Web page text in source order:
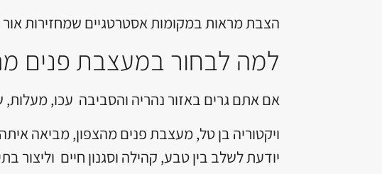
הצבת מראות במקומות אסטרטגיים שמחזירות אור
למה לבחור במעצבת פנים
אם אתם גרים באזור נהריה והסביבה עכו, מעלות,
ויקטוריה בן טל, מעצבת פנים מהצפון, מביאה
יודעת לשלב בין טבע, קהילה וסגנון חיים